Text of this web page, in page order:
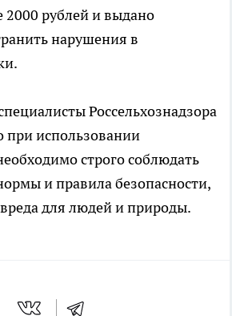
рублей и выдано
нарушения в
Россельхознадзора
при использовании
строго соблюдать
и правила безопасности,
для людей и природы.